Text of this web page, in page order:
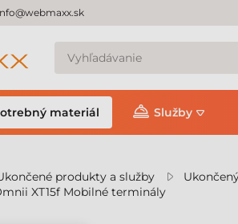
materiál Služby
produkty a služby
XT15f Mobilné terminály